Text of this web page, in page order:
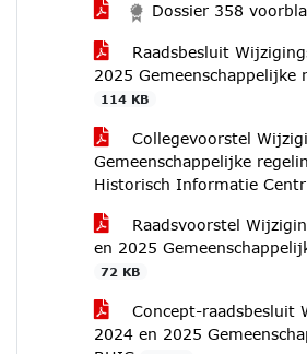
Dossier 358
Raadsbesluit
2025 Gemeenschappelijke
114 KB
Collegevoorstel
Gemeenschappelijke
Historisch Informatie
Raadsvoorstel
en 2025
72 KB
Concept-raadsbesluit
2024 en 2025